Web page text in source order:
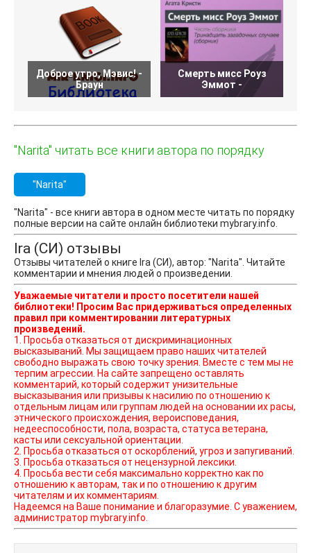
Доброе утро, Мэвис! -
Браун
Смерть мисс Роуз
Эммот -
"Narita" читать все книги автора по порядку
"Narita"
"Narita" - все книги автора в одном месте читать по порядку
полные версии на сайте онлайн библиотеки mybrary.info.
Ira (СИ) отзывы
Отзывы читателей о книге Ira (СИ), автор: "Narita". Читайте
комментарии и мнения людей о произведении.
Уважаемые читатели и просто посетители нашей
библиотеки! Просим Вас придерживаться определенных
правил при комментировании литературных
произведений.
1. Просьба отказаться от дискриминационных
высказываний. Мы защищаем право наших читателей
свободно выражать свою точку зрения. Вместе с тем мы не
терпим агрессии. На сайте запрещено оставлять
комментарий, который содержит унизительные
высказывания или призывы к насилию по отношению к
отдельным лицам или группам людей на основании их расы,
этнического происхождения, вероисповедания,
недееспособности, пола, возраста, статуса ветерана,
касты или сексуальной ориентации.
2. Просьба отказаться от оскорблений, угроз и запугиваний.
3. Просьба отказаться от нецензурной лексики.
4. Просьба вести себя максимально корректно как по
отношению к авторам, так и по отношению к другим
читателям и их комментариям.
Надеемся на Ваше понимание и благоразумие. С уважением,
администратор mybrary.info.